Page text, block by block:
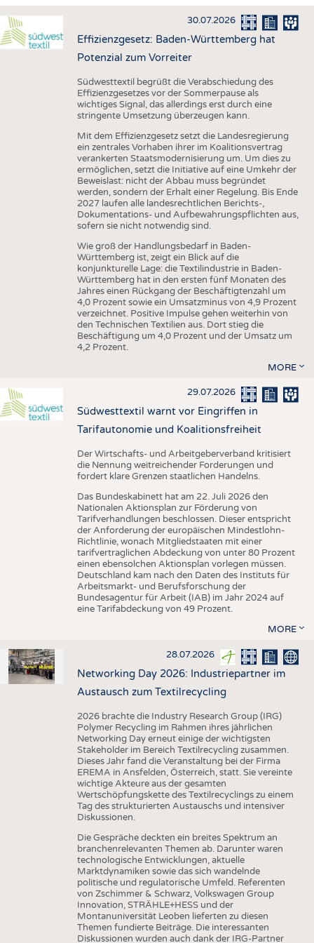
HAUS- UND HEIMTEXTILIEN
BEKLEIDUNG
AUSSCHREIBUNGEN
DTV AUSSCHREIBUNGSDIENST
STATISTICS
ADRESSEN & LINKS
PUBLIKATIONEN
TERMINE
BRANCHENTERMINE
30.07.2026
Effizienzgesetz: Baden-Württemberg hat
Potenzial zum Vorreiter
Südwesttextil begrüßt die Verabschiedung des
Effizienzgesetzes vor der Sommerpause als
wichtiges Signal, das allerdings erst durch eine
stringente Umsetzung überzeugen kann.
Mit dem Effizienzgesetz setzt die Landesregierung
ein zentrales Vorhaben ihrer im Koalitionsvertrag
verankerten Staatsmodernisierung um. Um dies zu
ermöglichen, setzt die Initiative auf eine Umkehr der
Beweislast: nicht der Abbau muss begründet
werden, sondern der Erhalt einer Regelung. Bis Ende
2027 laufen alle landesrechtlichen Berichts-,
Dokumentations- und Aufbewahrungspflichten aus,
sofern sie nicht notwendig sind.
Wie groß der Handlungsbedarf in Baden-
Württemberg ist, zeigt ein Blick auf die
konjunkturelle Lage: die Textilindustrie in Baden-
Württemberg hat in den ersten fünf Monaten des
Jahres einen Rückgang der Beschäftigtenzahl um
4,0 Prozent sowie ein Umsatzminus von 4,9 Prozent
verzeichnet. Positive Impulse gehen weiterhin von
den Technischen Textilien aus. Dort stieg die
Beschäftigung um 4,0 Prozent und der Umsatz um
4,2 Prozent.
MORE
29.07.2026
Südwesttextil warnt vor Eingriffen in
Tarifautonomie und Koalitionsfreiheit
Der Wirtschafts- und Arbeitgeberverband kritisiert
die Nennung weitreichender Forderungen und
fordert klare Grenzen staatlichen Handelns.
Das Bundeskabinett hat am 22. Juli 2026 den
Nationalen Aktionsplan zur Förderung von
Tarifverhandlungen beschlossen. Dieser entspricht
der Anforderung der europäischen Mindestlohn-
Richtlinie, wonach Mitgliedstaaten mit einer
tarifvertraglichen Abdeckung von unter 80 Prozent
einen ebensolchen Aktionsplan vorlegen müssen.
Deutschland kam nach den Daten des Instituts für
Arbeitsmarkt- und Berufsforschung der
Bundesagentur für Arbeit (IAB) im Jahr 2024 auf
eine Tarifabdeckung von 49 Prozent.
MORE
28.07.2026
Networking Day 2026: Industriepartner im
Austausch zum Textilrecycling
2026 brachte die Industry Research Group (IRG)
Polymer Recycling im Rahmen ihres jährlichen
Networking Day erneut einige der wichtigsten
Stakeholder im Bereich Textilrecycling zusammen.
Dieses Jahr fand die Veranstaltung bei der Firma
EREMA in Ansfelden, Österreich, statt. Sie vereinte
wichtige Akteure aus der gesamten
Wertschöpfungskette des Textilrecyclings zu einem
Tag des strukturierten Austauschs und intensiver
Diskussionen.
Die Gespräche deckten ein breites Spektrum an
branchenrelevanten Themen ab. Darunter waren
technologische Entwicklungen, aktuelle
Marktdynamiken sowie das sich wandelnde
politische und regulatorische Umfeld. Referenten
von Zschimmer & Schwarz, Volkswagen Group
Innovation, STRÄHLE+HESS und der
Montanuniversität Leoben lieferten zu diesen
Themen fundierte Beiträge. Die interessanten
Diskussionen wurden auch dank der IRG-Partner